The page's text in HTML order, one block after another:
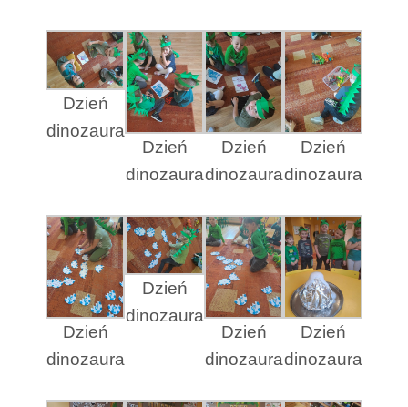
Dzień
dinozaura
Dzień
dinozaura
Dzień
dinozaura
Dzień
dinozaura
Dzień
dinozaura
Dzień
dinozaura
Dzień
dinozaura
Dzień
dinozaura